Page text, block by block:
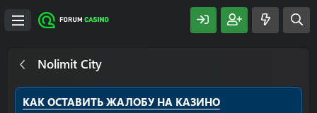
Nolimit City
КАК ОСТАВИТЬ ЖАЛОБУ НА КАЗИНО